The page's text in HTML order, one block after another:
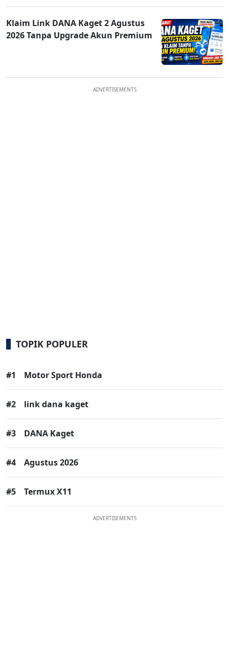
Klaim Link DANA Kaget 2 Agustus
2026 Tanpa Upgrade Akun Premium
ADVERTISEMENTS
TOPIK POPULER
#1 Motor Sport Honda
#2 link dana kaget
#3 DANA Kaget
#4 Agustus 2026
#5 Termux X11
ADVERTISEMENTS